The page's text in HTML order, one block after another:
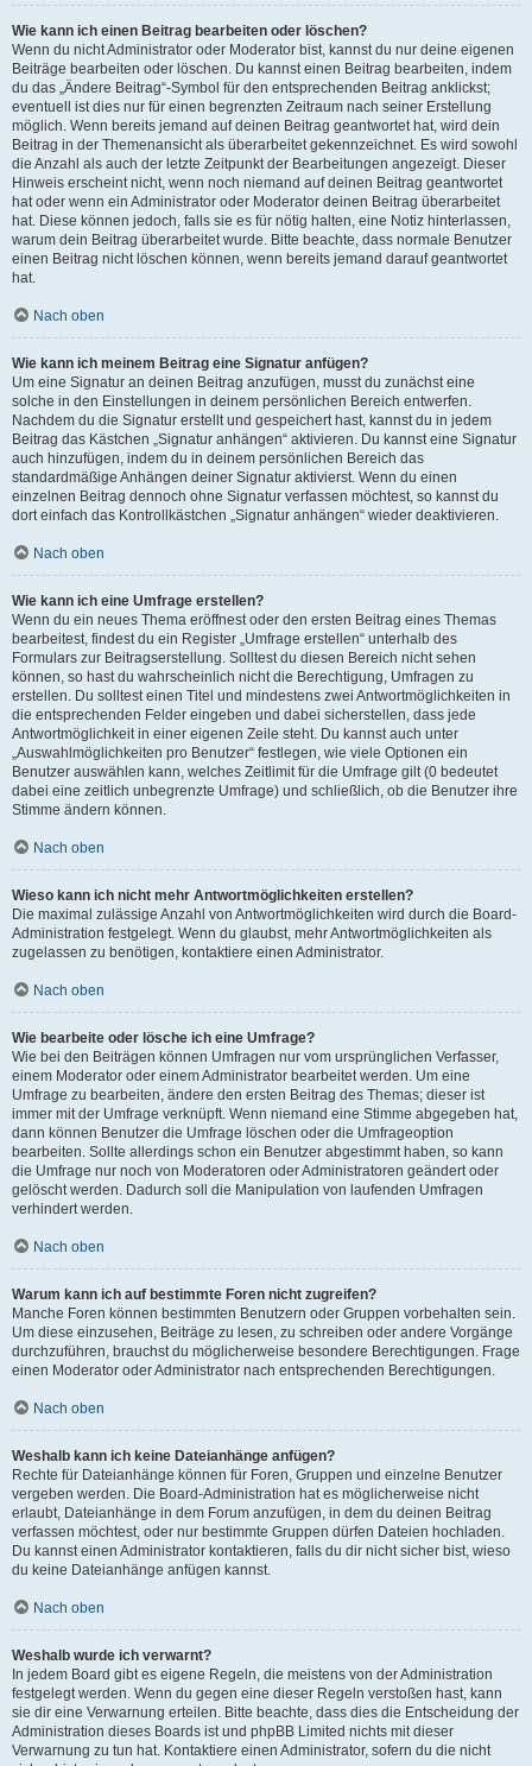
Wie kann ich einen Beitrag bearbeiten oder löschen?
Wenn du nicht Administrator oder Moderator bist, kannst du nur deine eigenen
Beiträge bearbeiten oder löschen. Du kannst einen Beitrag bearbeiten, indem
du das „Ändere Beitrag“-Symbol für den entsprechenden Beitrag anklickst;
eventuell ist dies nur für einen begrenzten Zeitraum nach seiner Erstellung
möglich. Wenn bereits jemand auf deinen Beitrag geantwortet hat, wird dein
Beitrag in der Themenansicht als überarbeitet gekennzeichnet. Es wird sowohl
die Anzahl als auch der letzte Zeitpunkt der Bearbeitungen angezeigt. Dieser
Hinweis erscheint nicht, wenn noch niemand auf deinen Beitrag geantwortet
hat oder wenn ein Administrator oder Moderator deinen Beitrag überarbeitet
hat. Diese können jedoch, falls sie es für nötig halten, eine Notiz hinterlassen,
warum dein Beitrag überarbeitet wurde. Bitte beachte, dass normale Benutzer
einen Beitrag nicht löschen können, wenn bereits jemand darauf geantwortet
hat.
Nach oben
Wie kann ich meinem Beitrag eine Signatur anfügen?
Um eine Signatur an deinen Beitrag anzufügen, musst du zunächst eine
solche in den Einstellungen in deinem persönlichen Bereich entwerfen.
Nachdem du die Signatur erstellt und gespeichert hast, kannst du in jedem
Beitrag das Kästchen „Signatur anhängen“ aktivieren. Du kannst eine Signatur
auch hinzufügen, indem du in deinem persönlichen Bereich das
standardmäßige Anhängen deiner Signatur aktivierst. Wenn du einen
einzelnen Beitrag dennoch ohne Signatur verfassen möchtest, so kannst du
dort einfach das Kontrollkästchen „Signatur anhängen“ wieder deaktivieren.
Nach oben
Wie kann ich eine Umfrage erstellen?
Wenn du ein neues Thema eröffnest oder den ersten Beitrag eines Themas
bearbeitest, findest du ein Register „Umfrage erstellen“ unterhalb des
Formulars zur Beitragserstellung. Solltest du diesen Bereich nicht sehen
können, so hast du wahrscheinlich nicht die Berechtigung, Umfragen zu
erstellen. Du solltest einen Titel und mindestens zwei Antwortmöglichkeiten in
die entsprechenden Felder eingeben und dabei sicherstellen, dass jede
Antwortmöglichkeit in einer eigenen Zeile steht. Du kannst auch unter
„Auswahlmöglichkeiten pro Benutzer“ festlegen, wie viele Optionen ein
Benutzer auswählen kann, welches Zeitlimit für die Umfrage gilt (0 bedeutet
dabei eine zeitlich unbegrenzte Umfrage) und schließlich, ob die Benutzer ihre
Stimme ändern können.
Nach oben
Wieso kann ich nicht mehr Antwortmöglichkeiten erstellen?
Die maximal zulässige Anzahl von Antwortmöglichkeiten wird durch die Board-
Administration festgelegt. Wenn du glaubst, mehr Antwortmöglichkeiten als
zugelassen zu benötigen, kontaktiere einen Administrator.
Nach oben
Wie bearbeite oder lösche ich eine Umfrage?
Wie bei den Beiträgen können Umfragen nur vom ursprünglichen Verfasser,
einem Moderator oder einem Administrator bearbeitet werden. Um eine
Umfrage zu bearbeiten, ändere den ersten Beitrag des Themas; dieser ist
immer mit der Umfrage verknüpft. Wenn niemand eine Stimme abgegeben hat,
dann können Benutzer die Umfrage löschen oder die Umfrageoption
bearbeiten. Sollte allerdings schon ein Benutzer abgestimmt haben, so kann
die Umfrage nur noch von Moderatoren oder Administratoren geändert oder
gelöscht werden. Dadurch soll die Manipulation von laufenden Umfragen
verhindert werden.
Nach oben
Warum kann ich auf bestimmte Foren nicht zugreifen?
Manche Foren können bestimmten Benutzern oder Gruppen vorbehalten sein.
Um diese einzusehen, Beiträge zu lesen, zu schreiben oder andere Vorgänge
durchzuführen, brauchst du möglicherweise besondere Berechtigungen. Frage
einen Moderator oder Administrator nach entsprechenden Berechtigungen.
Nach oben
Weshalb kann ich keine Dateianhänge anfügen?
Rechte für Dateianhänge können für Foren, Gruppen und einzelne Benutzer
vergeben werden. Die Board-Administration hat es möglicherweise nicht
erlaubt, Dateianhänge in dem Forum anzufügen, in dem du deinen Beitrag
verfassen möchtest, oder nur bestimmte Gruppen dürfen Dateien hochladen.
Du kannst einen Administrator kontaktieren, falls du dir nicht sicher bist, wieso
du keine Dateianhänge anfügen kannst.
Nach oben
Weshalb wurde ich verwarnt?
In jedem Board gibt es eigene Regeln, die meistens von der Administration
festgelegt werden. Wenn du gegen eine dieser Regeln verstoßen hast, kann
sie dir eine Verwarnung erteilen. Bitte beachte, dass dies die Entscheidung der
Administration dieses Boards ist und phpBB Limited nichts mit dieser
Verwarnung zu tun hat. Kontaktiere einen Administrator, sofern du die nicht